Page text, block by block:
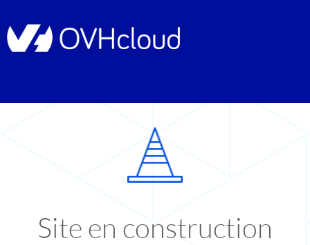
Site en construction